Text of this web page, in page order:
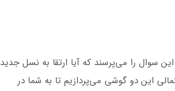
با نزدیک شدن به زمان معرفی آیفون 16، بسیاری از کاربران آیفون 15 این سوال را می‌پرسند که آیا ارتقا به نسل جدید
این دو گوشی می‌پردازیم تا به شما در